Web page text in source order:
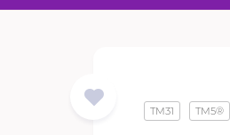
TM31 TM5®